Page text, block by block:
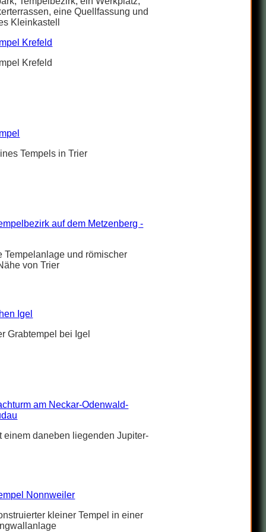
eine Quellfassung und
Kleinkastell
Krefeld
Krefeld
Tempels in Trier
auf dem Metzenberg -
Tempelanlage und römischer
von Trier
Igel
Grabtempel bei Igel
am Neckar-Odenwald-
einem daneben liegenden Jupiter-
Nonnweiler
kleiner Tempel in einer